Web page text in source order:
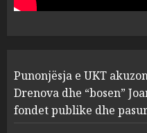
1
2
Punonjësja e UKT
Drenova dhe “bosen”
fondet publike dhe